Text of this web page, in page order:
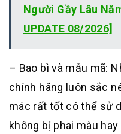
Người Gầy Lâu
UPDATE 08/2026]
– Bao bì và mẫu mã:
chính hãng luôn sắc
mác rất tốt có thể sử
không bị phai màu